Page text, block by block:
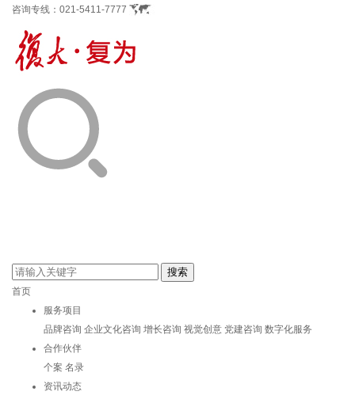
咨询专线： 021-5411-7777
首页
服务项目
品牌咨询 企业文化咨询 增长咨询 视觉创意 党建咨询 数字化服务
合作伙伴
个案 名录
资讯动态